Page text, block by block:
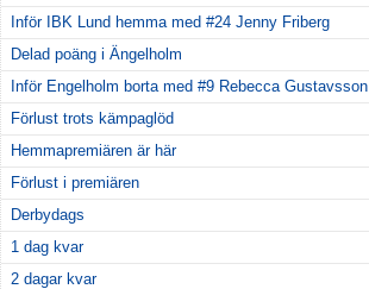
Inför IBK Lund hemma med #24 Jenny Friberg
Delad poäng i Ängelholm
Inför Engelholm borta med #9 Rebecca Gustavsson
Förlust trots kämpaglöd
Hemmapremiären är här
Förlust i premiären
Derbydags
1 dag kvar
2 dagar kvar